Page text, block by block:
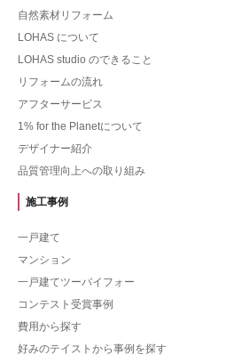
自然素材リフォーム
LOHAS について
LOHAS studio のできること
リフォームの流れ
アフターサービス
1% for the Planetについて
デザイナー紹介
品質管理向上への取り組み
施工事例
一戸建て
マンション
一戸建てツーバイフォー
コンテスト受賞事例
費用から探す
好みのテイストから事例を探す